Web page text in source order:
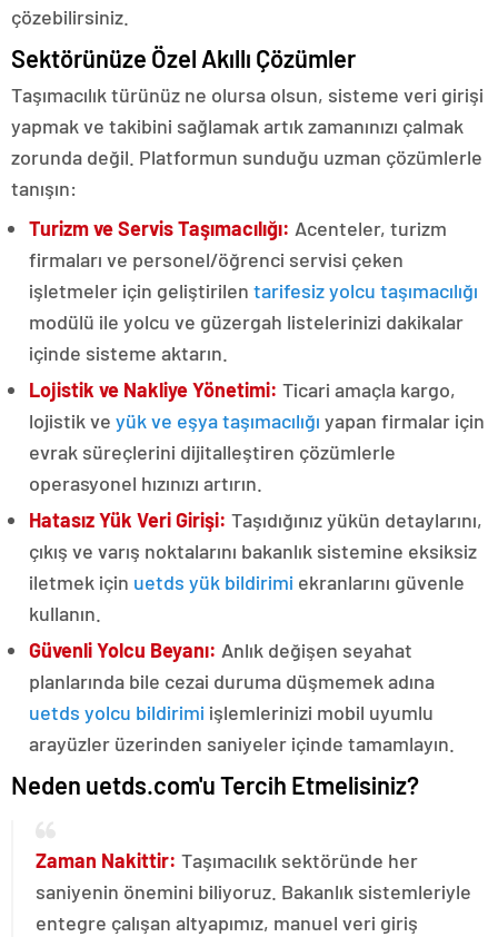
çözebilirsiniz.
Sektörünüze Özel Akıllı Çözümler
Taşımacılık türünüz ne olursa olsun, sisteme veri girişi
yapmak ve takibini sağlamak artık zamanınızı çalmak
zorunda değil. Platformun sunduğu uzman çözümlerle
tanışın:
Turizm ve Servis Taşımacılığı: Acenteler, turizm
firmaları ve personel/öğrenci servisi çeken
işletmeler için geliştirilen tarifesiz yolcu taşımacılığı
modülü ile yolcu ve güzergah listelerinizi dakikalar
içinde sisteme aktarın.
Lojistik ve Nakliye Yönetimi: Ticari amaçla kargo,
lojistik ve yük ve eşya taşımacılığı yapan firmalar için
evrak süreçlerini dijitalleştiren çözümlerle
operasyonel hızınızı artırın.
Hatasız Yük Veri Girişi: Taşıdığınız yükün detaylarını,
çıkış ve varış noktalarını bakanlık sistemine eksiksiz
iletmek için uetds yük bildirimi ekranlarını güvenle
kullanın.
Güvenli Yolcu Beyanı: Anlık değişen seyahat
planlarında bile cezai duruma düşmemek adına
uetds yolcu bildirimi işlemlerinizi mobil uyumlu
arayüzler üzerinden saniyeler içinde tamamlayın.
Neden uetds.com'u Tercih Etmelisiniz?
Zaman Nakittir: Taşımacılık sektöründe her
saniyenin önemini biliyoruz. Bakanlık sistemleriyle
entegre çalışan altyapımız, manuel veri giriş